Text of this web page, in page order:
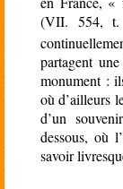
(VII. 554, t.
partagent
monument :
où d’ailleurs
d’un
dessous, où
savoir